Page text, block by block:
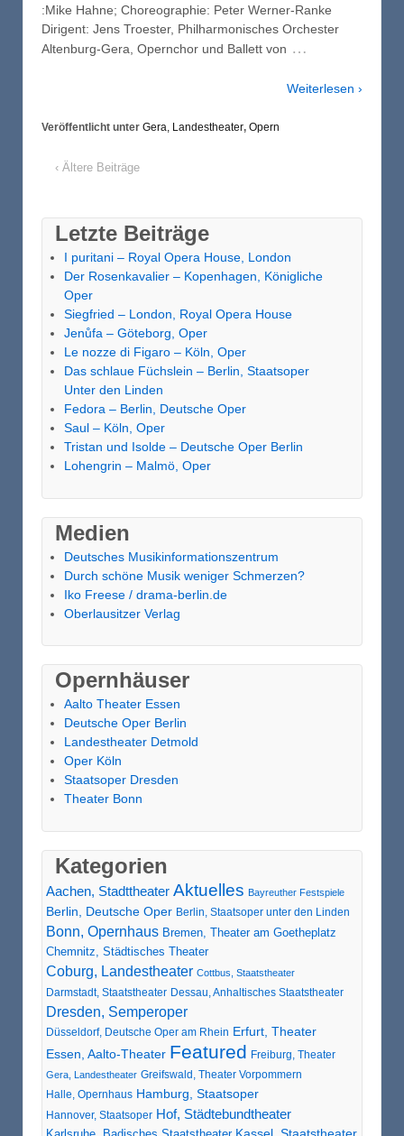
:Mike Hahne; Choreographie: Peter Werner-Ranke
Dirigent: Jens Troester, Philharmonisches Orchester
Altenburg-Gera, Opernchor und Ballett von …
Weiterlesen ›
Veröffentlicht unter Gera, Landestheater, Opern
‹ Ältere Beiträge
Letzte Beiträge
I puritani – Royal Opera House, London
Der Rosenkavalier – Kopenhagen, Königliche
Oper
Siegfried – London, Royal Opera House
Jenůfa – Göteborg, Oper
Le nozze di Figaro – Köln, Oper
Das schlaue Füchslein – Berlin, Staatsoper
Unter den Linden
Fedora – Berlin, Deutsche Oper
Saul – Köln, Oper
Tristan und Isolde – Deutsche Oper Berlin
Lohengrin – Malmö, Oper
Medien
Deutsches Musikinformationszentrum
Durch schöne Musik weniger Schmerzen?
Iko Freese / drama-berlin.de
Oberlausitzer Verlag
Opernhäuser
Aalto Theater Essen
Deutsche Oper Berlin
Landestheater Detmold
Oper Köln
Staatsoper Dresden
Theater Bonn
Kategorien
Aachen, Stadttheater Aktuelles Bayreuther Festspiele
Berlin, Deutsche Oper Berlin, Staatsoper unter den Linden
Bonn, Opernhaus Bremen, Theater am Goetheplatz
Chemnitz, Städtisches Theater
Coburg, Landestheater Cottbus, Staatstheater
Darmstadt, Staatstheater Dessau, Anhaltisches Staatstheater
Dresden, Semperoper
Düsseldorf, Deutsche Oper am Rhein Erfurt, Theater
Essen, Aalto-Theater Featured Freiburg, Theater
Gera, Landestheater Greifswald, Theater Vorpommern
Halle, Opernhaus Hamburg, Staatsoper
Hannover, Staatsoper Hof, Städtebundtheater